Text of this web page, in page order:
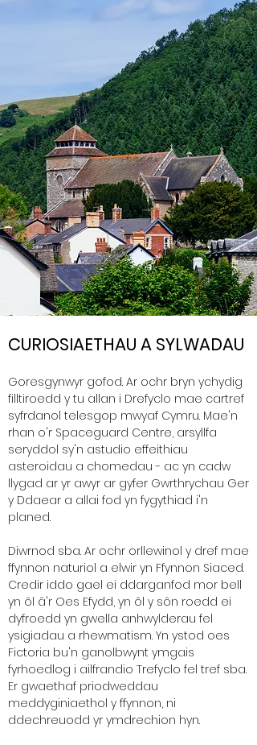
CURIOSIAETHAU A SYLWADAU
Goresgynwyr gofod. Ar ochr bryn ychydig
filltiroedd y tu allan i Drefyclo mae cartref
syfrdanol telesgop mwyaf Cymru. Mae'n
rhan o'r Spaceguard Centre, arsyllfa
seryddol sy'n astudio effeithiau
asteroidau a chomedau - ac yn cadw
llygad ar yr awyr ar gyfer Gwrthrychau Ger
y Ddaear a allai fod yn fygythiad i'n
planed.
Diwrnod sba. Ar ochr orllewinol y dref mae
ffynnon naturiol a elwir yn Ffynnon Siaced.
Credir iddo gael ei ddarganfod mor bell
yn ôl â'r Oes Efydd, yn ôl y sôn roedd ei
dyfroedd yn gwella anhwylderau fel
ysigiadau a rhewmatism. Yn ystod oes
Fictoria bu'n ganolbwynt ymgais
fyrhoedlog i ailfrandio Trefyclo fel tref sba.
Er gwaethaf priodweddau
meddyginiaethol y ffynnon, ni
ddechreuodd yr ymdrechion hyn.